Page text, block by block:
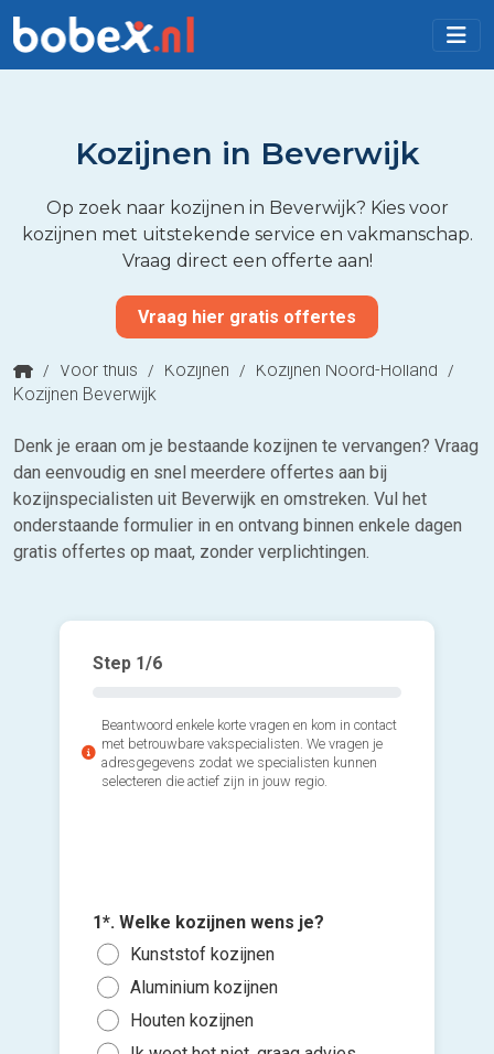
Kozijnen in Beverwijk
Op zoek naar kozijnen in Beverwijk? Kies voor
kozijnen met uitstekende service en vakmanschap.
Vraag direct een offerte aan!
Vraag hier gratis offertes
/ Voor thuis / Kozijnen / Kozijnen Noord-Holland /
Kozijnen Beverwijk
Denk je eraan om je bestaande kozijnen te vervangen? Vraag
dan eenvoudig en snel meerdere offertes aan bij
kozijnspecialisten uit Beverwijk en omstreken. Vul het
onderstaande formulier in en ontvang binnen enkele dagen
gratis offertes op maat, zonder verplichtingen.
Step 1/6
Beantwoord enkele korte vragen en kom in contact
met betrouwbare vakspecialisten. We vragen je
adresgegevens zodat we specialisten kunnen
selecteren die actief zijn in jouw regio.
1*. Welke kozijnen wens je?
Kunststof kozijnen
Aluminium kozijnen
Houten kozijnen